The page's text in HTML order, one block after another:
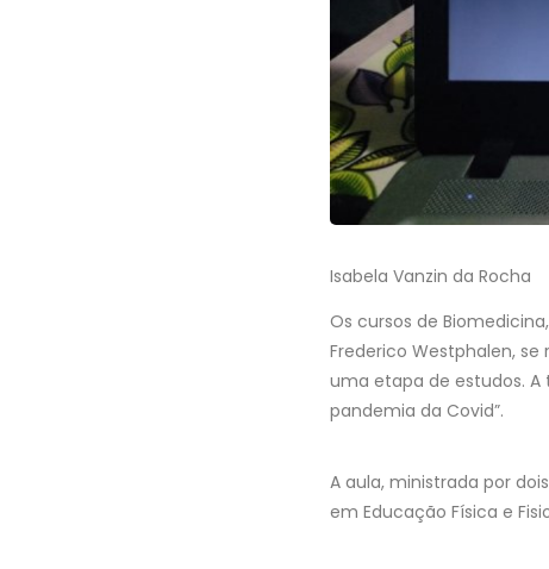
Isabela Vanzin da Rocha
Os cursos de
Frederico Westphalen,
uma etapa de estudos. A
pandemia da Covid”.
A aula, ministrada por
em Educação Física e